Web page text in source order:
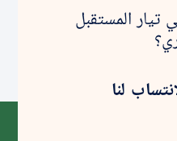
المستقبل
لنا